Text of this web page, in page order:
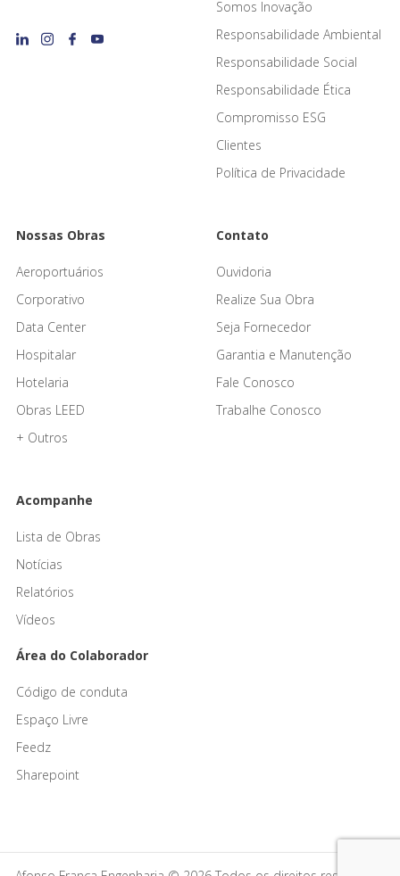
Somos Inovação
Responsabilidade Ambiental
Responsabilidade Social
Responsabilidade Ética
Compromisso ESG
Clientes
Política de Privacidade
Nossas Obras
Aeroportuários
Corporativo
Data Center
Hospitalar
Hotelaria
Obras LEED
+ Outros
Contato
Ouvidoria
Realize Sua Obra
Seja Fornecedor
Garantia e Manutenção
Fale Conosco
Trabalhe Conosco
Acompanhe
Lista de Obras
Notícias
Relatórios
Vídeos
Área do Colaborador
Código de conduta
Espaço Livre
Feedz
Sharepoint